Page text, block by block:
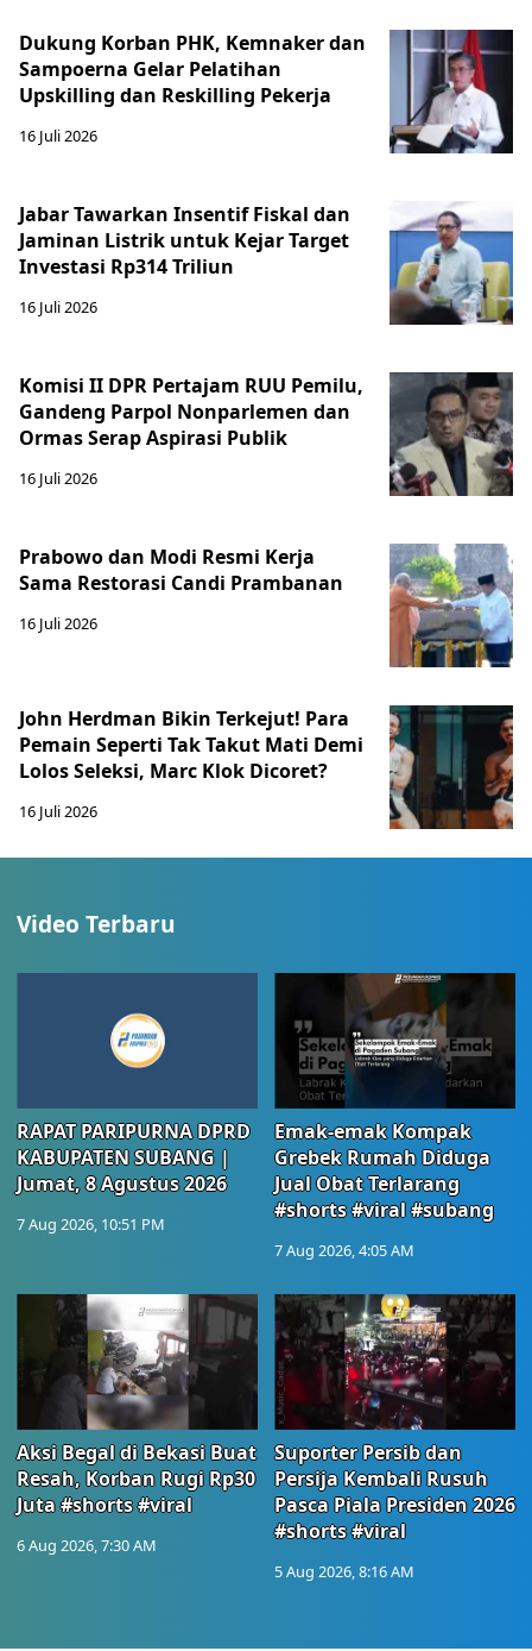
Dukung Korban PHK, Kemnaker dan
Sampoerna Gelar Pelatihan
Upskilling dan Reskilling Pekerja
16 Juli 2026
Jabar Tawarkan Insentif Fiskal dan
Jaminan Listrik untuk Kejar Target
Investasi Rp314 Triliun
16 Juli 2026
Komisi II DPR Pertajam RUU Pemilu,
Gandeng Parpol Nonparlemen dan
Ormas Serap Aspirasi Publik
16 Juli 2026
Prabowo dan Modi Resmi Kerja
Sama Restorasi Candi Prambanan
16 Juli 2026
John Herdman Bikin Terkejut! Para
Pemain Seperti Tak Takut Mati Demi
Lolos Seleksi, Marc Klok Dicoret?
16 Juli 2026
Video Terbaru
RAPAT PARIPURNA DPRD
KABUPATEN SUBANG |
Jumat, 8 Agustus 2026
7 Aug 2026, 10:51 PM
Emak-emak Kompak
Grebek Rumah Diduga
Jual Obat Terlarang
#shorts #viral #subang
7 Aug 2026, 4:05 AM
Aksi Begal di Bekasi Buat
Resah, Korban Rugi Rp30
Juta #shorts #viral
6 Aug 2026, 7:30 AM
Suporter Persib dan
Persija Kembali Rusuh
Pasca Piala Presiden 2026
#shorts #viral
5 Aug 2026, 8:16 AM